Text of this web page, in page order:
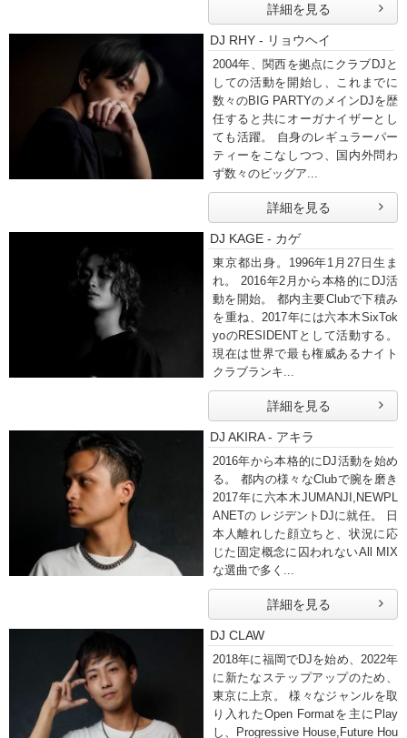
詳細を見る
DJ RHY - リョウヘイ
2004年、関西を拠点にクラブDJと
しての活動を開始し、これまでに
数々のBIG PARTYのメインDJを歴
任すると共にオーガナイザーとし
ても活躍。 自身のレギュラーパー
ティーをこなしつつ、国内外問わ
ず数々のビッグア...
詳細を見る
DJ KAGE - カゲ
東京都出身。1996年1月27日生ま
れ。 2016年2月から本格的にDJ活
動を開始。 都内主要Clubで下積み
を重ね、2017年には六本木SixTok
yoのRESIDENTとして活動する。
現在は世界で最も権威あるナイト
クラブランキ...
詳細を見る
DJ AKIRA - アキラ
2016年から本格的にDJ活動を始め
る。 都内の様々なClubで腕を磨き
2017年に六本木JUMANJI,NEWPL
ANETの レジデントDJに就任。 日
本人離れした顔立ちと、状況に応
じた固定概念に囚われないAll MIX
な選曲で多く...
詳細を見る
DJ CLAW
2018年に福岡でDJを始め、2022年
に新たなステップアップのため、
東京に上京。 様々なジャンルを取
り入れたOpen Formatを主にPlay
し、Progressive House,Future Hou